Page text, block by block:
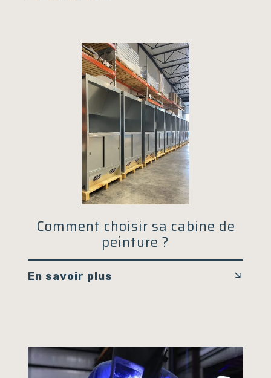
Comment choisir sa cabine de
peinture ?
En savoir plus